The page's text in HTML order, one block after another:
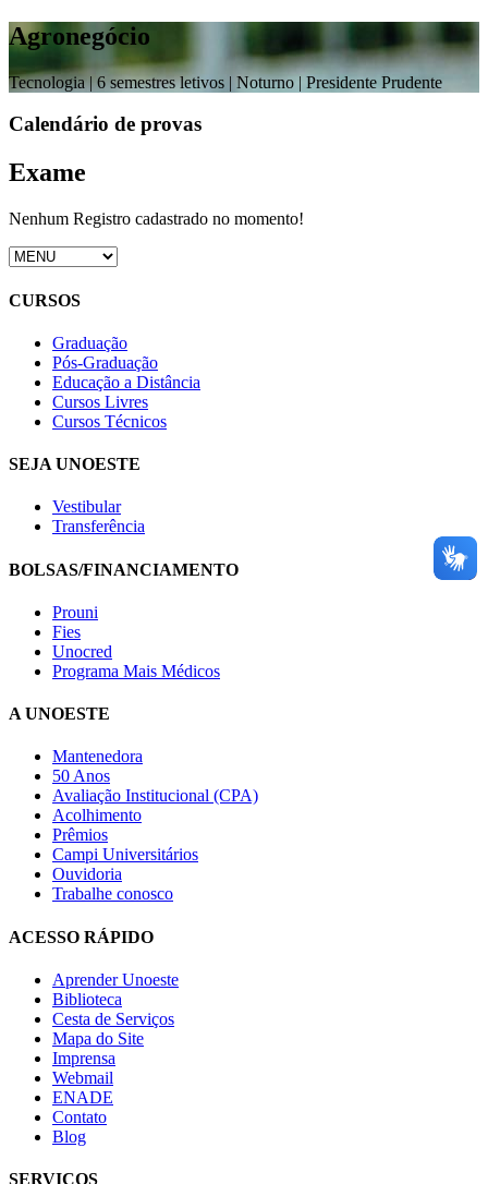
Agronegócio
Tecnologia |6 semestres letivos | Noturno | Presidente Prudente
Calendário de provas
Exame
Nenhum Registro cadastrado no momento!
CURSOS
Graduação
Pós-Graduação
Educação a Distância
Cursos Livres
Cursos Técnicos
SEJA UNOESTE
Vestibular
Transferência
BOLSAS/FINANCIAMENTO
Prouni
Fies
Unocred
Programa Mais Médicos
A UNOESTE
Mantenedora
50 Anos
Avaliação Institucional (CPA)
Acolhimento
Prêmios
Campi Universitários
Ouvidoria
Trabalhe conosco
ACESSO RÁPIDO
Aprender Unoeste
Biblioteca
Cesta de Serviços
Mapa do Site
Imprensa
Webmail
ENADE
Contato
Blog
SERVIÇOS